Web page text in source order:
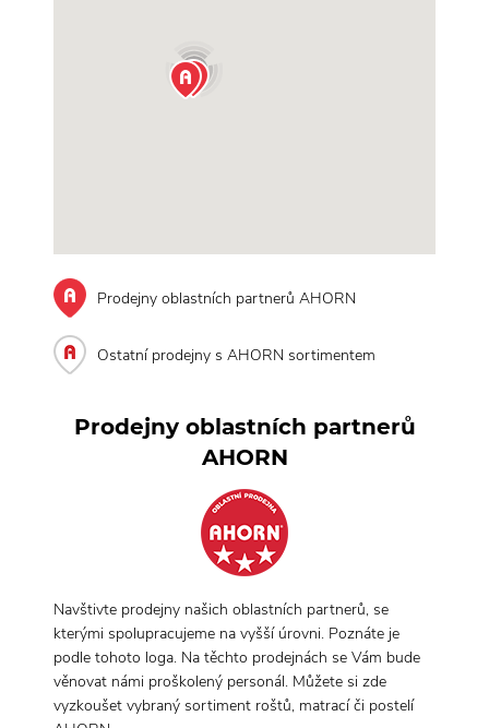
11
Prodejny oblastních partnerů AHORN
Ostatní prodejny s AHORN sortimentem
Prodejny oblastních partnerů
AHORN
Navštivte prodejny našich oblastních partnerů, se
kterými spolupracujeme na vyšší úrovni. Poznáte je
podle tohoto loga. Na těchto prodejnách se Vám bude
věnovat námi proškolený personál. Můžete si zde
vyzkoušet vybraný sortiment roštů, matrací či postelí